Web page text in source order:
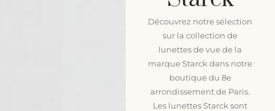
Découvrez notre sélection
sur la collection de
lunettes de vue de la
marque Starck dans notre
boutique du 8e
arrondissement de Paris.
Les lunettes Starck sont